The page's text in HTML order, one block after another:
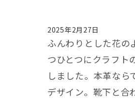
2025年2月27日
ふんわりとした花の
つひとつにクラフト
しました。本革なら
デザイン。靴下と合